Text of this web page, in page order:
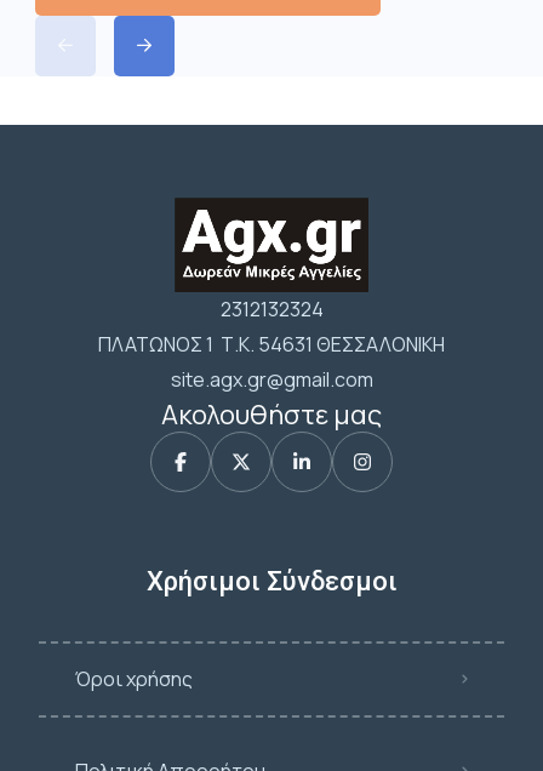
2312132324
ΠΛΑΤΩΝΟΣ 1 Τ.Κ. 54631 ΘΕΣΣΑΛΟΝΙΚΗ
site.agx.gr@gmail.com
Ακολουθήστε μας
Χρήσιμοι Σύνδεσμοι
Όροι χρήσης